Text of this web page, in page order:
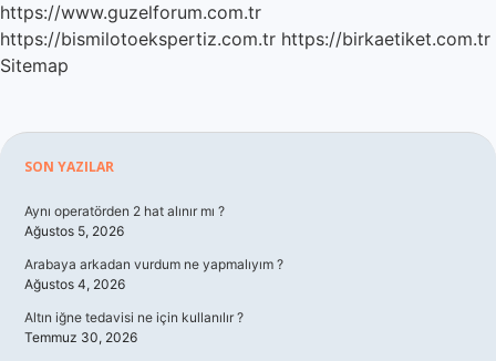
https://www.guzelforum.com.tr
https://bismilotoekspertiz.com.tr https://birkaetiket.com.tr
Sitemap
Sidebar
SON YAZILAR
Aynı operatörden 2 hat alınır mı ?
Ağustos 5, 2026
Arabaya arkadan vurdum ne yapmalıyım ?
Ağustos 4, 2026
Altın iğne tedavisi ne için kullanılır ?
Temmuz 30, 2026